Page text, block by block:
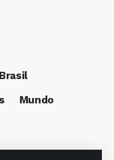
Brasil
Mundo